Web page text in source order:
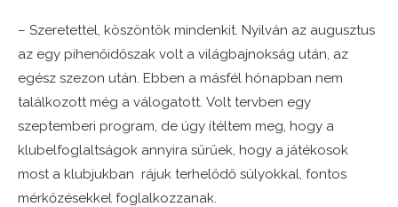
– Szeretettel, köszöntök mindenkit. Nyilván az augusztus
az egy pihenőidőszak volt a világbajnokság után, az
egész szezon után. Ebben a másfél hónapban nem
találkozott még a válogatott. Volt tervben egy
szeptemberi program, de úgy ítéltem meg, hogy a
klubelfoglaltságok annyira sűrűek, hogy a játékosok
most a klubjukban rájuk terhelődő súlyokkal, fontos
mérkőzésekkel foglalkozzanak.